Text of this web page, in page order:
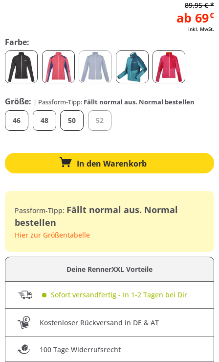
ab 69€
inkl. MwSt.
89,95 € *
Farbe:
Größe: | Passform-Tipp: Fällt normal aus. Normal bestellen
46 48 50 52
In den Warenkorb
Passform-Tipp: Fällt normal aus. Normal
bestellen
Hier zur Größentabelle
Deine RennerXXL Vorteile
Sofort versandfertig - In 1-2 Tagen bei Dir
Kostenloser Rückversand in DE & AT
100 Tage Widerrufsrecht